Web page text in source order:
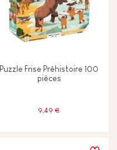
Puzzle Frise Préhistoire 100
pièces
9,49 €